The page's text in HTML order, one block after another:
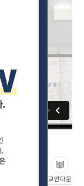
교안다운